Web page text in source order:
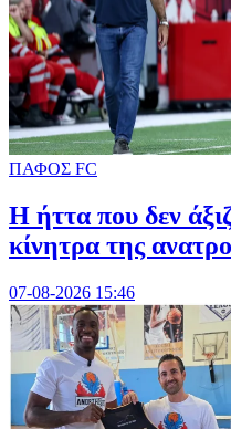
ΠΑΦΟΣ FC
Η ήττα που δεν
κίνητρα της
07-08-2026 15:46